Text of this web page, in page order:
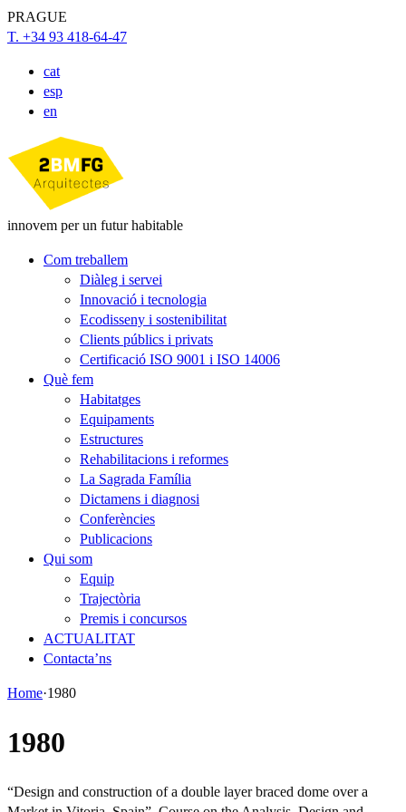
PRAGUE
T. +34 93 418-64-47
cat
esp
en
innovem per un futur habitable
Com treballem
Diàleg i servei
Innovació i tecnologia
Ecodisseny i sostenibilitat
Clients públics i privats
Certificació ISO 9001 i ISO 14006
Què fem
Habitatges
Equipaments
Estructures
Rehabilitacions i reformes
La Sagrada Família
Dictamens i diagnosi
Conferències
Publicacions
Qui som
Equip
Trajectòria
Premis i concursos
ACTUALITAT
Contacta’ns
Home·1980
1980
“Design and construction of a double layer braced dome over a